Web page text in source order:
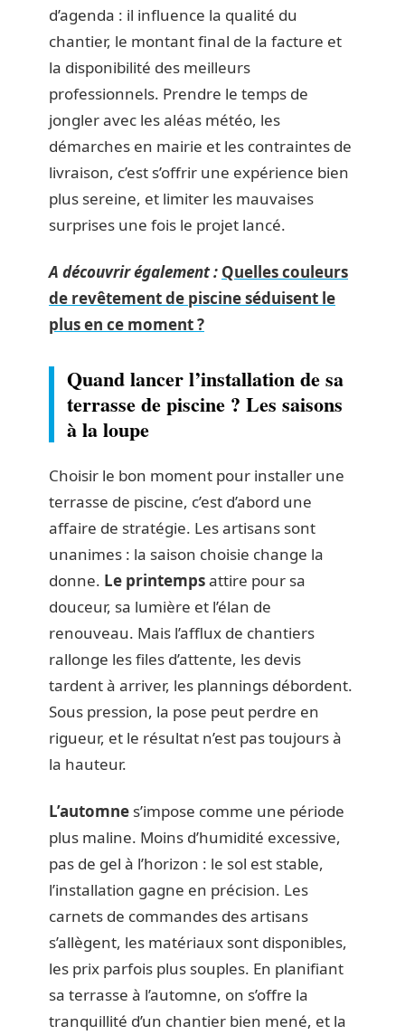
d’agenda : il influence la qualité du
chantier, le montant final de la facture et
la disponibilité des meilleurs
professionnels. Prendre le temps de
jongler avec les aléas météo, les
démarches en mairie et les contraintes de
livraison, c’est s’offrir une expérience bien
plus sereine, et limiter les mauvaises
surprises une fois le projet lancé.
A découvrir également : Quelles couleurs
de revêtement de piscine séduisent le
plus en ce moment ?
Quand lancer l’installation de sa
terrasse de piscine ? Les saisons
à la loupe
Choisir le bon moment pour installer une
terrasse de piscine, c’est d’abord une
affaire de stratégie. Les artisans sont
unanimes : la saison choisie change la
donne. Le printempsattire pour sa
douceur, sa lumière et l’élan de
renouveau. Mais l’afflux de chantiers
rallonge les files d’attente, les devis
tardent à arriver, les plannings débordent.
Sous pression, la pose peut perdre en
rigueur, et le résultat n’est pas toujours à
la hauteur.
L’automne s’impose comme une période
plus maline. Moins d’humidité excessive,
pas de gel à l’horizon : le sol est stable,
l’installation gagne en précision. Les
carnets de commandes des artisans
s’allègent, les matériaux sont disponibles,
les prix parfois plus souples. En planifiant
sa terrasse à l’automne, on s’offre la
tranquillité d’un chantier bien mené, et la